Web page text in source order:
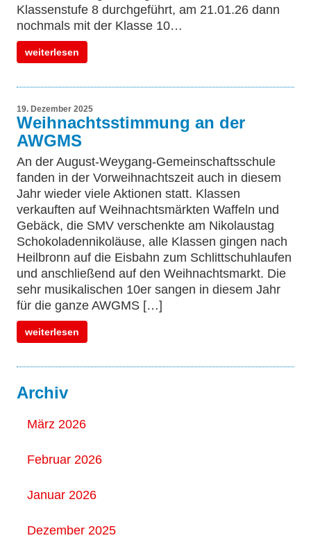
Klassenstufe 8 durchgeführt, am 21.01.26 dann
nochmals mit der Klasse 10…
weiterlesen
19. Dezember 2025
Weihnachtsstimmung an der
AWGMS
An der August-Weygang-Gemeinschaftsschule
fanden in der Vorweihnachtszeit auch in diesem
Jahr wieder viele Aktionen statt. Klassen
verkauften auf Weihnachtsmärkten Waffeln und
Gebäck, die SMV verschenkte am Nikolaustag
Schokoladennikoläuse, alle Klassen gingen nach
Heilbronn auf die Eisbahn zum Schlittschuhlaufen
und anschließend auf den Weihnachtsmarkt. Die
sehr musikalischen 10er sangen in diesem Jahr
für die ganze AWGMS […]
weiterlesen
Archiv
März 2026
Februar 2026
Januar 2026
Dezember 2025